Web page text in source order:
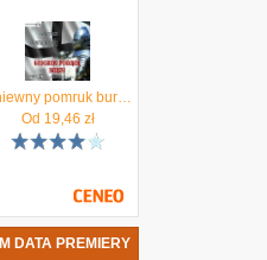
Gniewny pomruk burzy - Dariusz Domagalski (Audiobook)
Od 19,46 zł
DATA PREMIERY